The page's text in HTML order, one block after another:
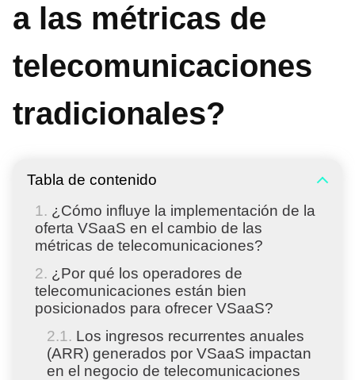
a las métricas de
telecomunicaciones
tradicionales?
Tabla de contenido
¿Cómo influye la implementación de la
oferta VSaaS en el cambio de las
métricas de telecomunicaciones?
¿Por qué los operadores de
telecomunicaciones están bien
posicionados para ofrecer VSaaS?
Los ingresos recurrentes anuales
(ARR) generados por VSaaS impactan
en el negocio de telecomunicaciones